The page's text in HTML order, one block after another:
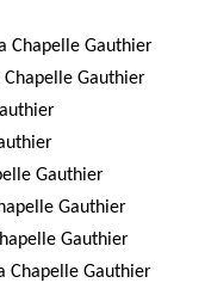
Chapelle Gauthier
Chapelle Gauthier
Gauthier
Gauthier
Gauthier
Chapelle Gauthier